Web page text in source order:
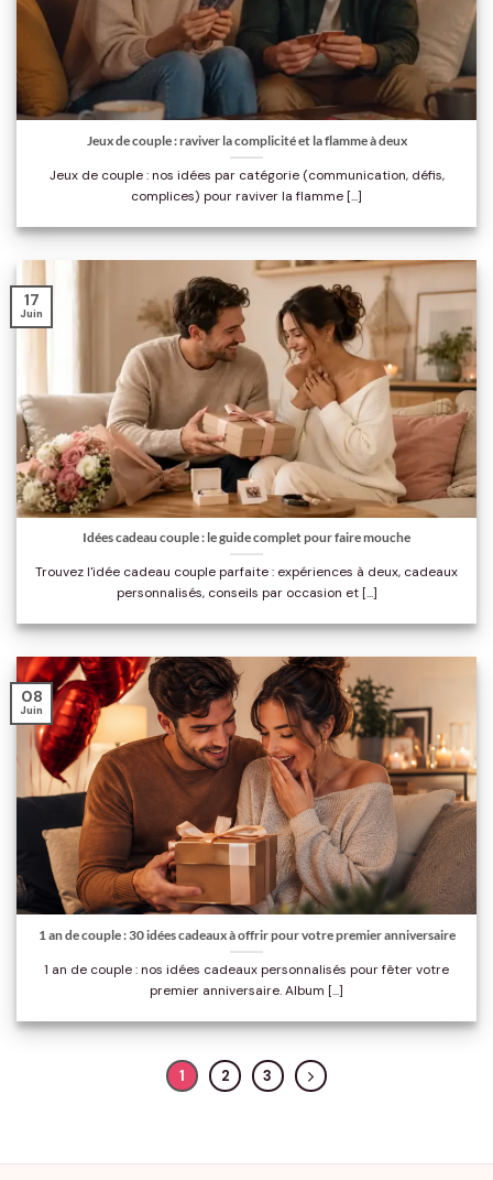
Jeux de couple : raviver la complicité et la flamme à deux
Jeux de couple : nos idées par catégorie (communication, défis,
complices) pour raviver la flamme [...]
Idées cadeau couple : le guide complet pour faire mouche
Trouvez l'idée cadeau couple parfaite : expériences à deux, cadeaux
personnalisés, conseils par occasion et [...]
17
Juin
1 an de couple : 30 idées cadeaux à offrir pour votre premier anniversaire
1 an de couple : nos idées cadeaux personnalisés pour fêter votre
premier anniversaire. Album [...]
08
Juin
1 2 3